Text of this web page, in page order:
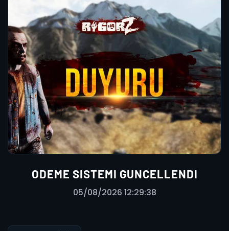
ODEME SISTEMI GUNCELLENDI
05/08/2026 12:29:38